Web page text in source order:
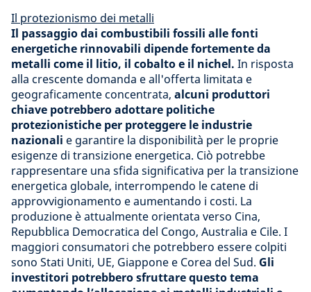
Il protezionismo dei metalli
Il passaggio dai combustibili fossili alle fonti
energetiche rinnovabili dipende fortemente da
metalli come il litio, il cobalto e il nichel. In risposta
alla crescente domanda e all'offerta limitata e
geograficamente concentrata, alcuni produttori
chiave potrebbero adottare politiche
protezionistiche per proteggere le industrie
nazionali e garantire la disponibilità per le proprie
esigenze di transizione energetica. Ciò potrebbe
rappresentare una sfida significativa per la transizione
energetica globale, interrompendo le catene di
approvvigionamento e aumentando i costi. La
produzione è attualmente orientata verso Cina,
Repubblica Democratica del Congo, Australia e Cile. I
maggiori consumatori che potrebbero essere colpiti
sono Stati Uniti, UE, Giappone e Corea del Sud. Gli
investitori potrebbero sfruttare questo tema